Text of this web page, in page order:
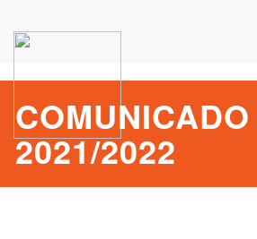
COMUNICADO
2021/2022